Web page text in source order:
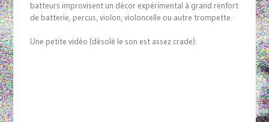
batteurs improvisent un décor expérimental à grand renfort
de batterie, percus, violon, violoncelle ou autre trompette.
Une petite vidéo (désolé le son est assez crade):